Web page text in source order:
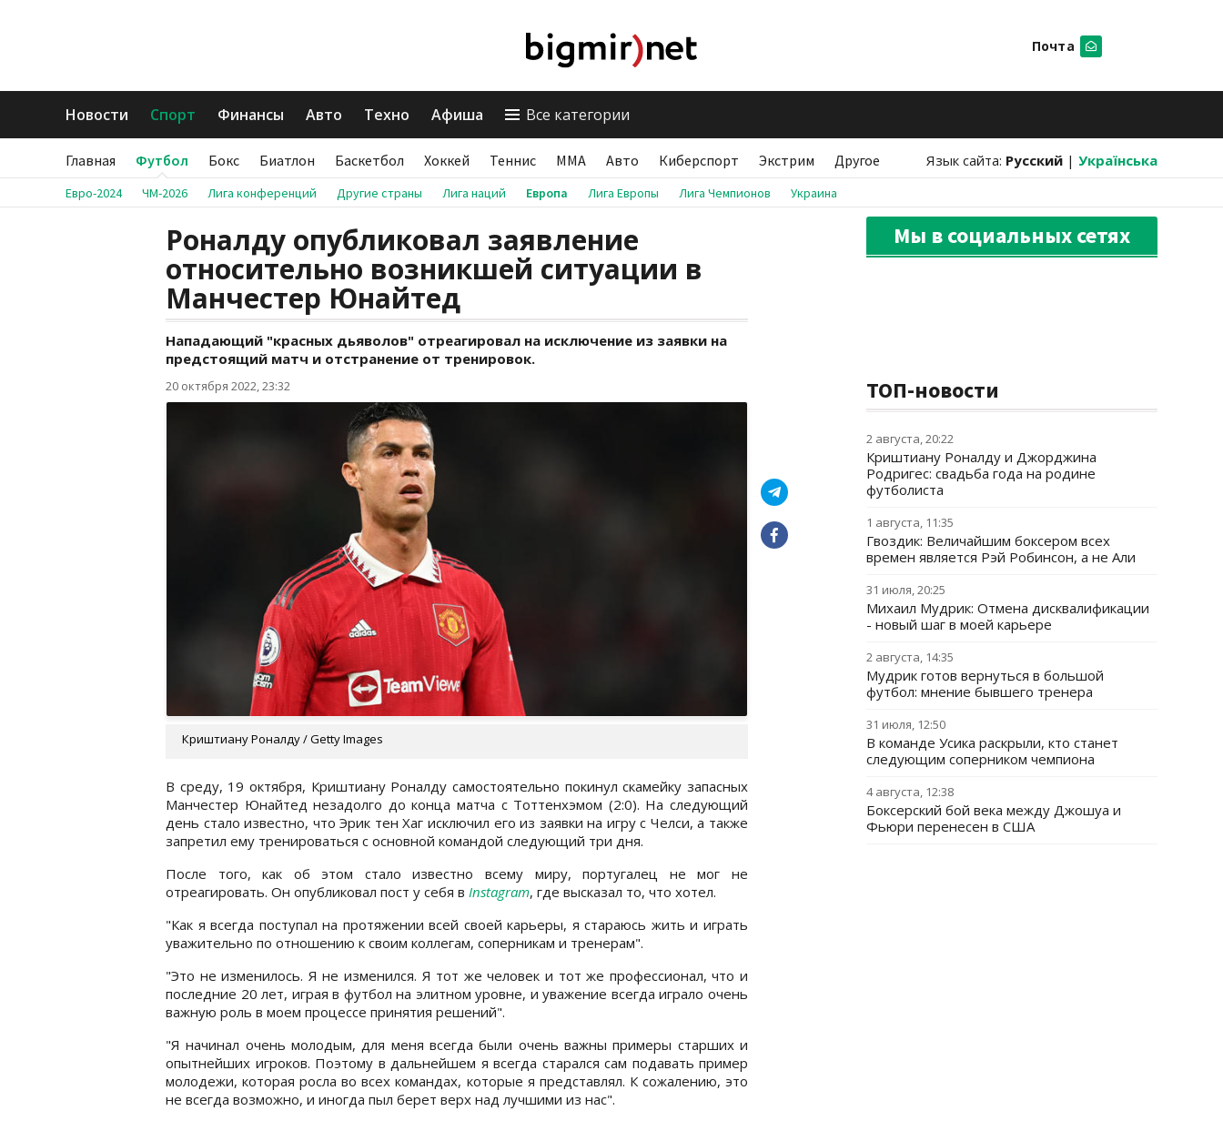
Почта
Новости Спорт Финансы Авто Техно Афиша Все категории
Главная Футбол Бокс Биатлон Баскетбол Хоккей Теннис ММА Авто Киберспорт Экстрим Другое Язык сайта: Русский | Українська
Евро-2024 ЧМ-2026 Лига конференций Другие страны Лига наций Европа Лига Европы Лига Чемпионов Украина
Роналду опубликовал заявление
относительно возникшей ситуации в
Манчестер Юнайтед
Нападающий "красных дьяволов" отреагировал на исключение из заявки на
предстоящий матч и отстранение от тренировок.
20 октября 2022, 23:32
Криштиану Роналду / Getty Images
В среду, 19 октября, Криштиану Роналду самостоятельно покинул скамейку запасных
Манчестер Юнайтед незадолго до конца матча с Тоттенхэмом (2:0). На следующий
день стало известно, что Эрик тен Хаг исключил его из заявки на игру с Челси, а также
запретил ему тренироваться с основной командой следующий три дня.
После того, как об этом стало известно всему миру, португалец не мог не
отреагировать. Он опубликовал пост у себя в Instagram, где высказал то, что хотел.
"Как я всегда поступал на протяжении всей своей карьеры, я стараюсь жить и играть
уважительно по отношению к своим коллегам, соперникам и тренерам".
"Это не изменилось. Я не изменился. Я тот же человек и тот же профессионал, что и
последние 20 лет, играя в футбол на элитном уровне, и уважение всегда играло очень
важную роль в моем процессе принятия решений".
"Я начинал очень молодым, для меня всегда были очень важны примеры старших и
опытнейших игроков. Поэтому в дальнейшем я всегда старался сам подавать пример
молодежи, которая росла во всех командах, которые я представлял. К сожалению, это
не всегда возможно, и иногда пыл берет верх над лучшими из нас".
Мы в социальных сетях
ТОП-новости
2 августа, 20:22
Криштиану Роналду и Джорджина
Родригес: свадьба года на родине
футболиста
1 августа, 11:35
Гвоздик: Величайшим боксером всех
времен является Рэй Робинсон, а не Али
31 июля, 20:25
Михаил Мудрик: Отмена дисквалификации
- новый шаг в моей карьере
2 августа, 14:35
Мудрик готов вернуться в большой
футбол: мнение бывшего тренера
31 июля, 12:50
В команде Усика раскрыли, кто станет
следующим соперником чемпиона
4 августа, 12:38
Боксерский бой века между Джошуа и
Фьюри перенесен в США